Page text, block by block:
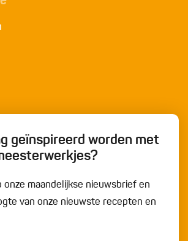
geïnspireerd worden met
onze maandelijkse nieuwsbrief en
van onze nieuwste recepten en